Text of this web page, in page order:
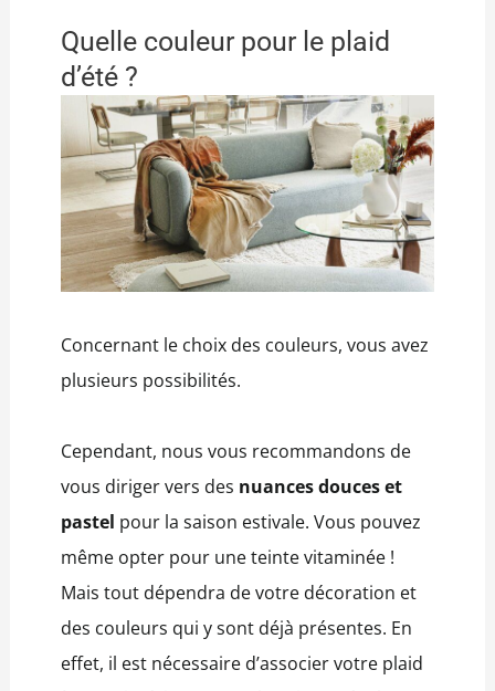
Quelle couleur pour le plaid
d’été ?
Concernant le choix des couleurs, vous avez
plusieurs possibilités.
Cependant, nous vous recommandons de
vous diriger vers des nuances douces et
pastel pour la saison estivale. Vous pouvez
même opter pour une teinte vitaminée !
Mais tout dépendra de votre décoration et
des couleurs qui y sont déjà présentes. En
effet, il est nécessaire d’associer votre plaid